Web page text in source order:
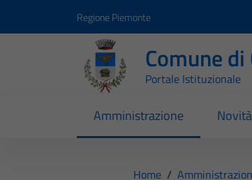
Regione Piemonte
Comune
Portale Istituzionale
Amministrazione Novità
Home /